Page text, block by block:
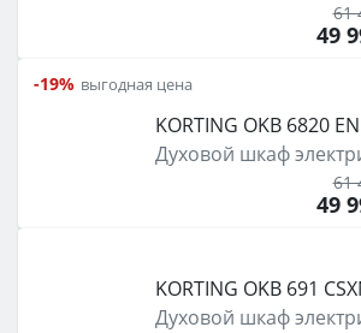
61
49
-19% выгодная цена
KORTING OKB 6820 EN
Духовой шкаф
61
49
KORTING OKB 691
Духовой шкаф